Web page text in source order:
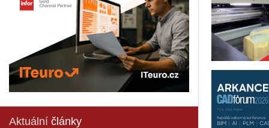
Aktuální články